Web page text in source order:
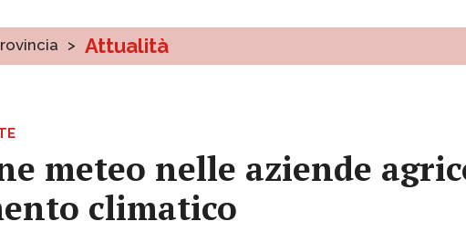
> Attualità
meteo nelle aziende
climatico